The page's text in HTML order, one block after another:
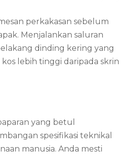
perkakasan sebelum
Menjalankan saluran
dinding kering yang
lebih tinggi daripada skrin
yang betul
spesifikasi teknikal
manusia. Anda mesti